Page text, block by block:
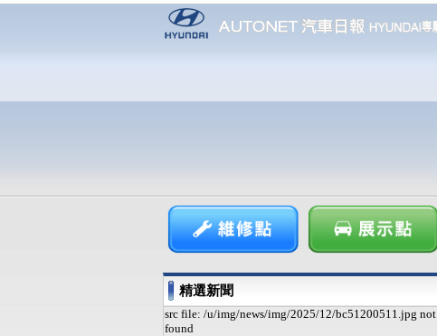
精選新聞
src file: /u/img/news/img/2025/12/bc51200511.jpg not
found